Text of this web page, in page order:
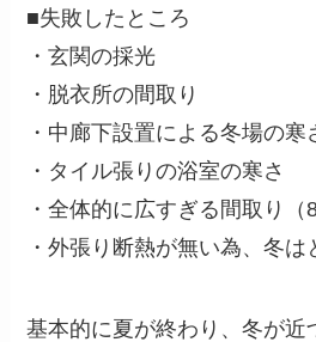
■失敗したところ
・玄関の採光
・脱衣所の間取り
・中廊下設置による冬場の寒
・タイル張りの浴室の寒さ
・全体的に広すぎる間取り（
・外張り断熱が無い為、冬は
基本的に夏が終わり、冬が近